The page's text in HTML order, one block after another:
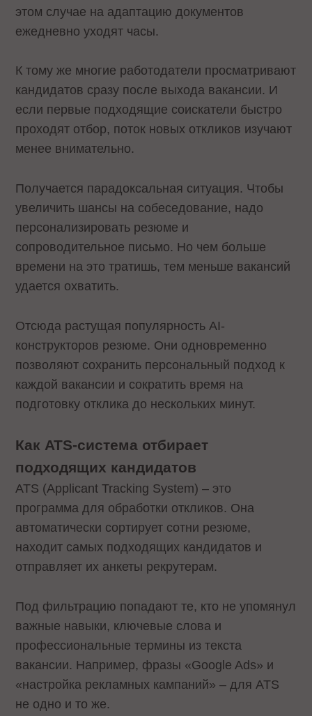
этом случае на адаптацию документов
ежедневно уходят часы.
К тому же многие работодатели просматривают
кандидатов сразу после выхода вакансии. И
если первые подходящие соискатели быстро
проходят отбор, поток новых откликов изучают
менее внимательно.
Получается парадоксальная ситуация. Чтобы
увеличить шансы на собеседование, надо
персонализировать резюме и
сопроводительное письмо. Но чем больше
времени на это тратишь, тем меньше вакансий
удается охватить.
Отсюда растущая популярность AI-
конструкторов резюме. Они одновременно
позволяют сохранить персональный подход к
каждой вакансии и сократить время на
подготовку отклика до нескольких минут.
Как ATS-система отбирает
подходящих кандидатов
ATS (Applicant Tracking System) – это
программа для обработки откликов. Она
автоматически сортирует сотни резюме,
находит самых подходящих кандидатов и
отправляет их анкеты рекрутерам.
Под фильтрацию попадают те, кто не упомянул
важные навыки, ключевые слова и
профессиональные термины из текста
вакансии. Например, фразы «Google Ads» и
«настройка рекламных кампаний» – для ATS
не одно и то же.